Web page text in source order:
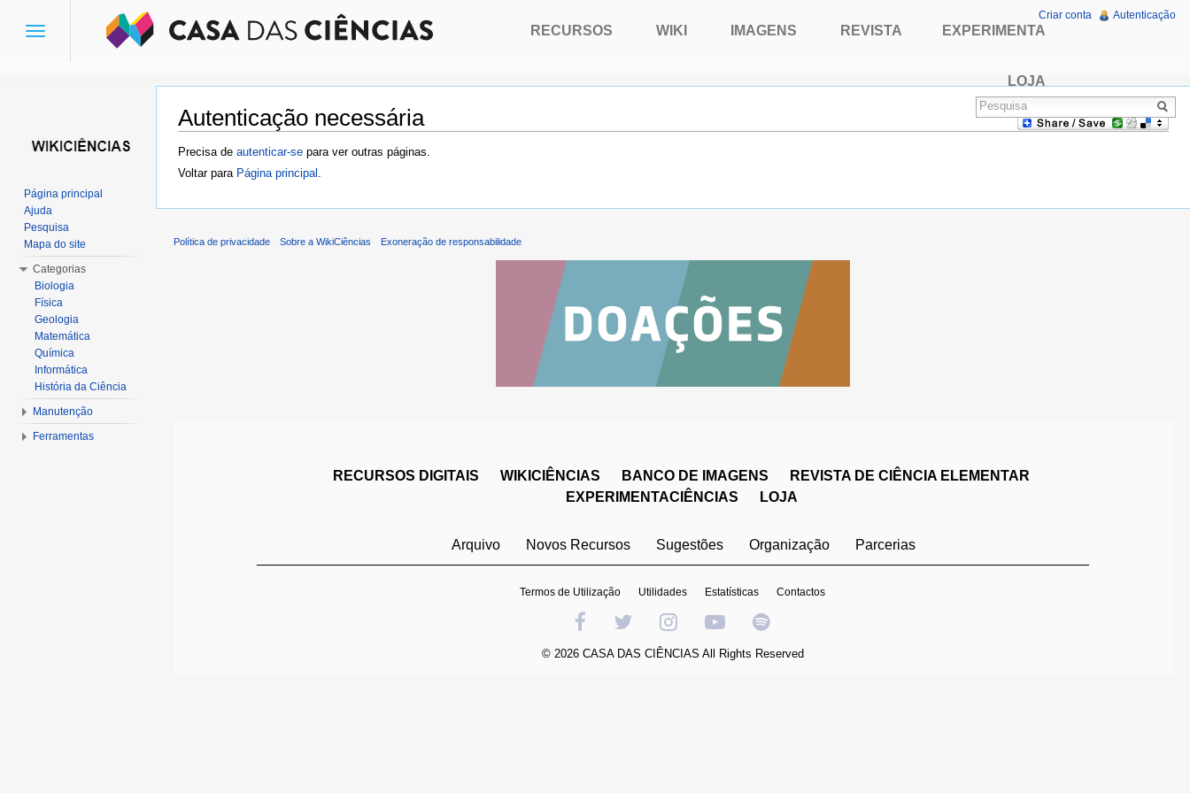
Autenticação necessária
Ir para:navegação,pesquisa
Precisa de autenticar-se para ver outras páginas.
Voltar para Página principal
Toggle
RECURSOS WIKI IMAGENS REVISTA EXPERIMENTA
LOJA
Criar conta Autenticação
Página principal
Ajuda
Pesquisa
Mapa do site
Categorias
Biologia
Física
Geologia
Matemática
Química
Informática
História da Ciência
Manutenção
Ferramentas
Política de privacidade Sobre a WikiCiências Exoneração de responsabilidade
RECURSOS DIGITAIS WIKICIÊNCIAS BANCO DE IMAGENS
REVISTA DE CIÊNCIA ELEMENTAR
EXPERIMENTACIÊNCIAS
LOJA
Arquivo Novos Recursos Sugestões Organização Parcerias
Termos de Utilização Utilidades Estatísticas Contactos
© 2026 CASA DAS CIÊNCIAS All Rights Reserved